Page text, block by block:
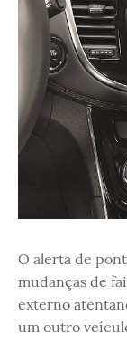
O alerta de
mudanças de
externo
um outro